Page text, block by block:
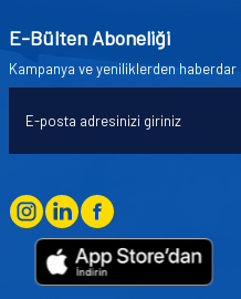
E-Bülten Aboneliği
Kampanya ve yeniliklerden